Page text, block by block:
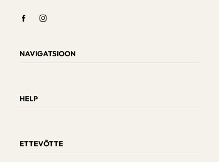
NAVIGATSIOON
Cart
HELP
Tellimuse staatus
ETTEVÕTTE